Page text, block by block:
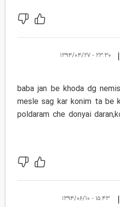
| ۲۳:۳۰ - ۱۳۹۴/۰۴/۲۷
baba jan be khoda dg
mesle sag kar konim ta be
poldaram che donyai
| ۱۵:۴۳ - ۱۳۹۴/۰۶/۱۰